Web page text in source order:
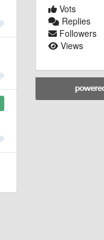
Vots
Replies
Followers
Views